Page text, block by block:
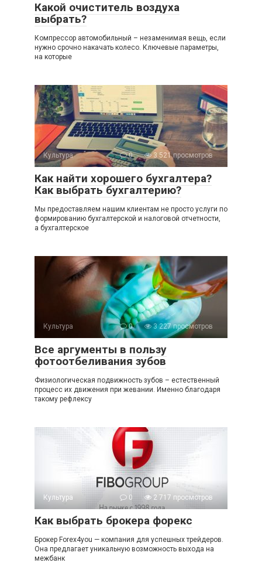
Какой очиститель воздуха
выбрать?
Компрессор автомобильный – незаменимая вещь, если
нужно срочно накачать колесо. Ключевые параметры,
на которые
Культура 0 3 521 просмотров
Как найти хорошего бухгалтера?
Как выбрать бухгалтерию?
Мы предоставляем нашим клиентам не просто услуги по
формированию бухгалтерской и налоговой отчетности,
а бухгалтерское
Культура 0 3 227 просмотров
Все аргументы в пользу
фотоотбеливания зубов
Физиологическая подвижность зубов – естественный
процесс их движения при жевании. Именно благодаря
такому рефлексу
Культура 0 2 717 просмотров
Как выбрать брокера форекс
Брокер Forex4you — компания для успешных трейдеров.
Она предлагает уникальную возможность выхода на
межбанк